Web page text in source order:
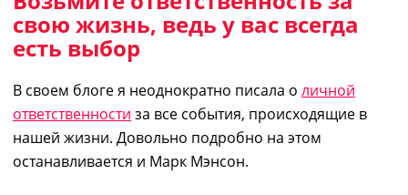
свою жизнь, ведь у вас всегда
есть выбор
В своем блоге я неоднократно писала о личной
ответственности за все события, происходящие в
нашей жизни. Довольно подробно на этом
останавливается и Марк Мэнсон.